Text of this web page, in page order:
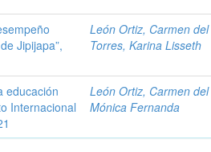
Jipijapa”,
León Ortiz, Carmen
Torres, Karina Lisseth
educación
Internacional
León Ortiz, Carmen
Mónica Fernanda